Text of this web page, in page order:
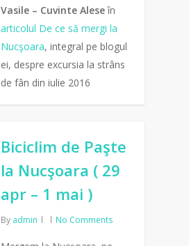
Vasile – Cuvinte Aleseîn
articolul De ce să mergi la
Nucşoara, integral pe blogul
ei, despre excursia la strâns
de fân din iulie 2016
Biciclim de Paşte
la Nucşoara ( 29
apr – 1 mai )
By admin No Comments